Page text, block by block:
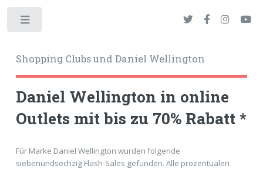
Shopping Clubs und Daniel Wellington
Daniel Wellington in online
Outlets mit bis zu 70% Rabatt *
Für Marke Daniel Wellington wurden folgende
siebenundsechzig Flash-Sales gefunden. Alle prozentualen